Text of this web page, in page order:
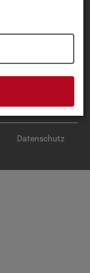
Datenschutz